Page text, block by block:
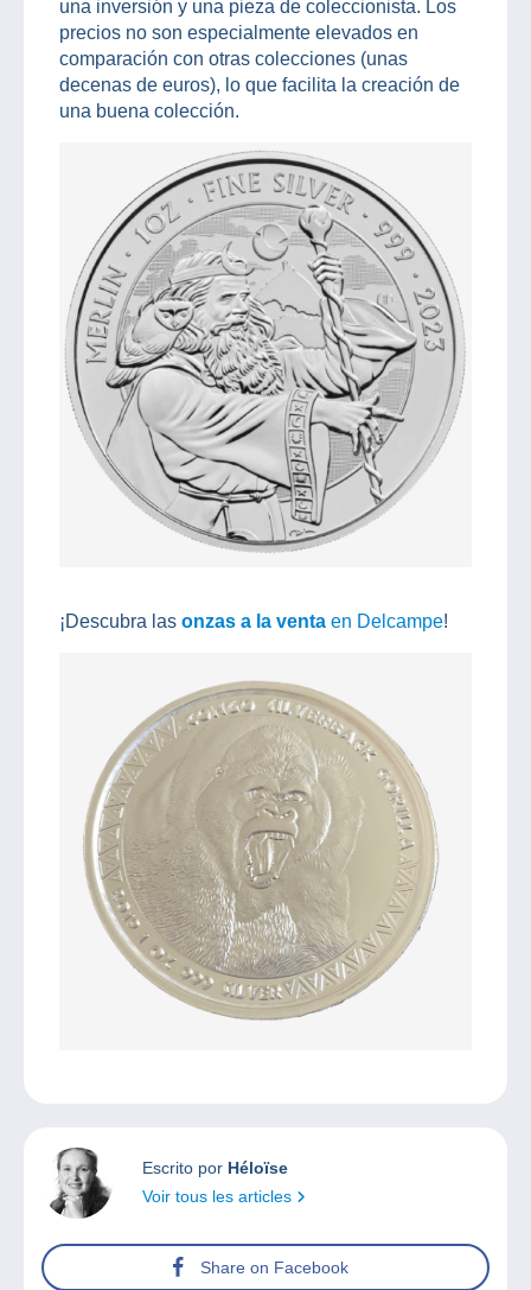
una inversión y una pieza de coleccionista. Los
precios no son especialmente elevados en
comparación con otras colecciones (unas
decenas de euros), lo que facilita la creación de
una buena colección.
¡Descubra las onzas a la venta en Delcampe!
Escrito por Héloïse
Voir tous les articles
Share on Facebook